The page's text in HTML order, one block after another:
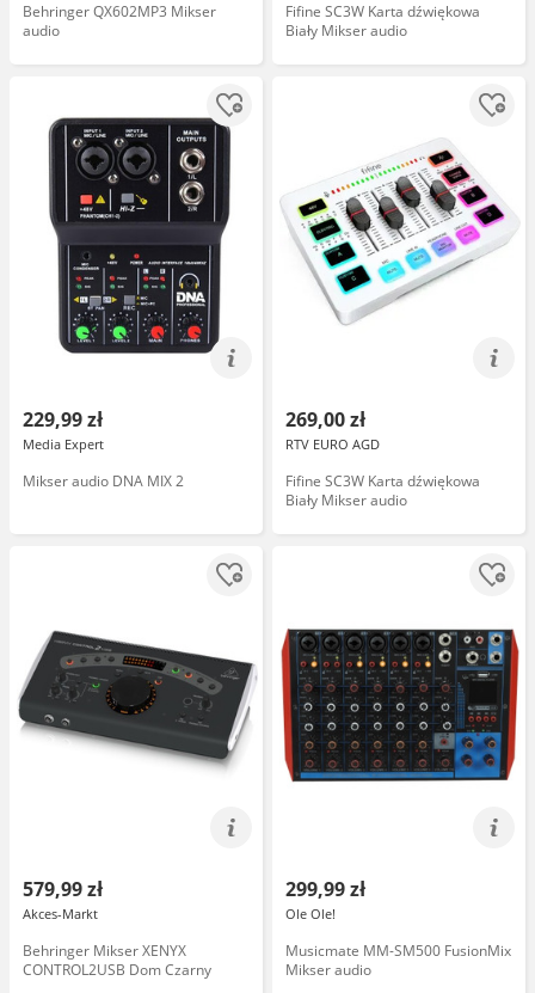
Behringer QX602MP3 Mikser
audio
Fifine SC3W Karta dźwiękowa
Biały Mikser audio
229,99 zł
Media Expert
Mikser audio DNA MIX 2
269,00 zł
RTV EURO AGD
Fifine SC3W Karta dźwiękowa
Biały Mikser audio
579,99 zł
Akces-Markt
Behringer Mikser XENYX
CONTROL2USB Dom Czarny
299,99 zł
Ole Ole!
Musicmate MM-SM500 FusionMix
Mikser audio